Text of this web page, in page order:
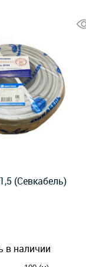
(Севкабель)
в наличии